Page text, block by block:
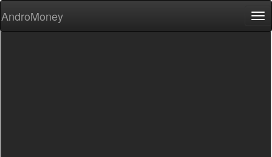
AndroMoney